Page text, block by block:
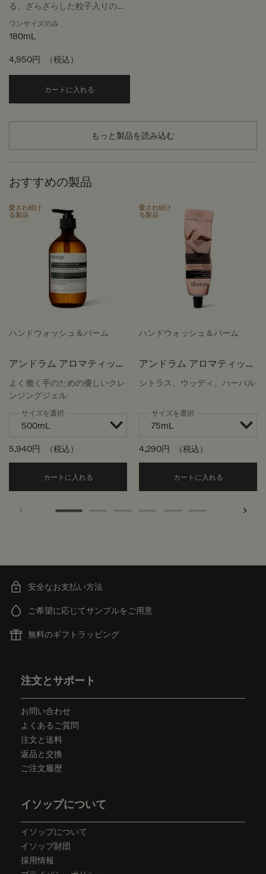
る、ざらざらした粒子入りのジ
ェル
ワンサイズのみ
180mL
4,950円 （税込）
カートに入れる
もっと製品を読み込む
おすすめの製品
愛され続け
る製品
ハンドウォッシュ＆バーム
アンドラム アロマティック
ハンドウォッシュ
よく働く手のための優しいクレ
ンジングジェル
サイズを選択
5,940円 （税込）
カートに入れる Add the アンドラム アロマティック ハンド
愛され続け
る製品
ハンドウォッシュ＆バーム
アンドラム アロマティック
ハンドバーム
シトラス、ウッディ、ハーバル
サイズを選択
4,290円 （税込）
カートに入れる
安全なお支払い方法
ご希望に応じてサンプルをご用意
無料のギフトラッピング
注文とサポート
お問い合わせ
よくあるご質問
注文と送料
返品と交換
ご注文履歴
イソップについて
イソップについて
イソップ財団
採用情報